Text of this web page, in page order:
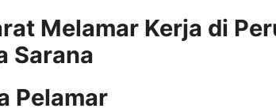
Melamar Kerja di
Sarana
Pelamar